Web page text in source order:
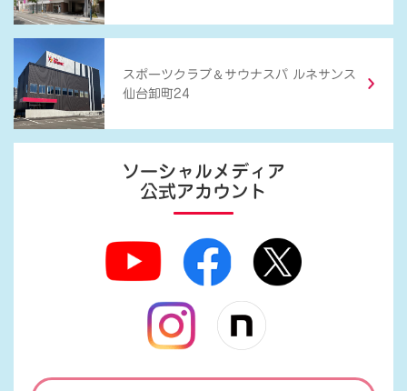
スポーツクラブ ＆ サウナスパ ルネサンス
仙台卸町24
ソーシャルメディア
公式アカウント